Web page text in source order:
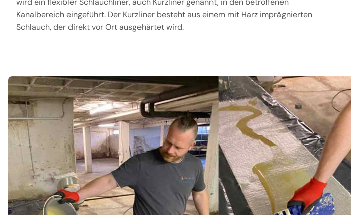
Kanalbereich eingeführt. Der Kurzliner besteht aus einem mit Harz imprägnierten
Schlauch, der direkt vor Ort ausgehärtet wird.